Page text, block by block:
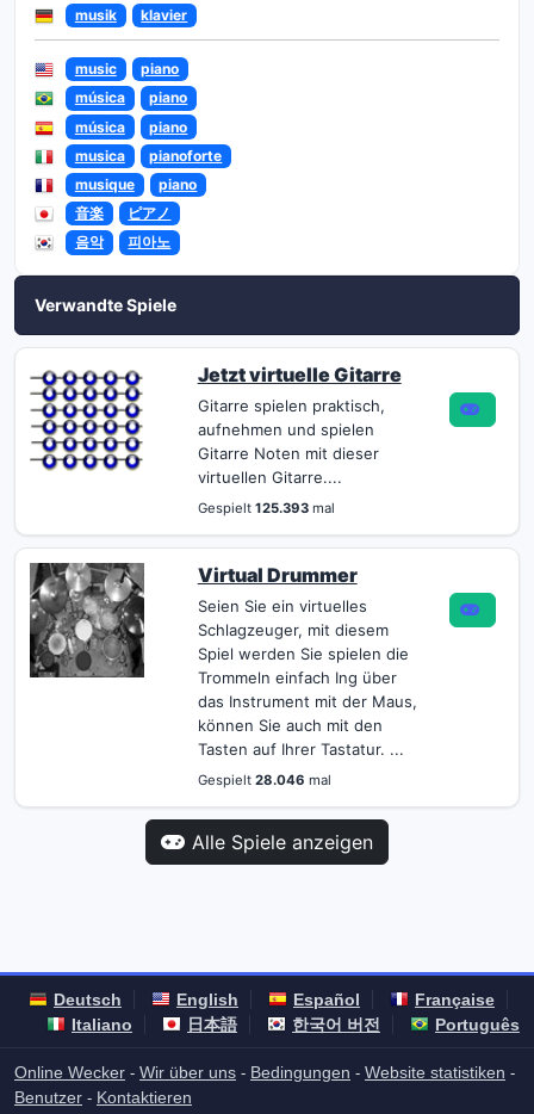
musik klavier
music
piano
música
piano
música
piano
musica
pianoforte
musique
piano
音楽
ピアノ
음악
피아노
Verwandte Spiele
Jetzt virtuelle Gitarre
Gitarre spielen praktisch,
aufnehmen und spielen
Gitarre Noten mit dieser
virtuellen Gitarre....
Gespielt 125.393mal
Virtual Drummer
Seien Sie ein virtuelles
Schlagzeuger, mit diesem
Spiel werden Sie spielen die
Trommeln einfach Ing über
das Instrument mit der Maus,
können Sie auch mit den
Tasten auf Ihrer Tastatur. ...
Gespielt 28.046 mal
Alle Spiele anzeigen
Deutsch English Español
Française
Italiano
日本語 한국어 버전 Português
Online Wecker - Wir über uns - Bedingungen - Website statistiken -
Benutzer - Kontaktieren